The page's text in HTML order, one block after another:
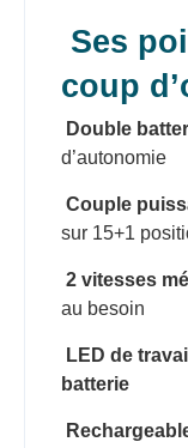
Ses
coup
Double
d’autonomie
Couple
sur 15+1
2 vitesses
au besoin
LED de
batterie